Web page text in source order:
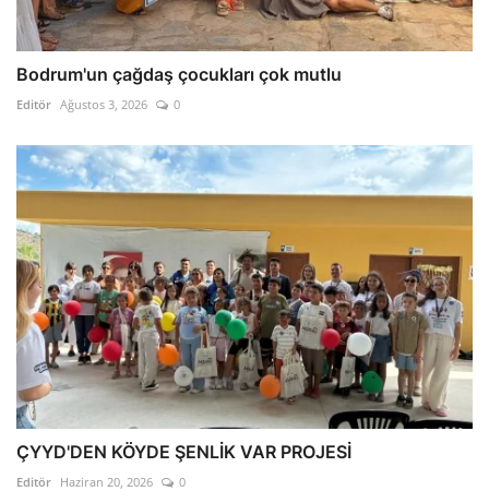
Bodrum'un çağdaş çocukları çok mutlu
Editör Ağustos 3, 2026 0
ÇYYD'DEN KÖYDE ŞENLİK VAR PROJESİ
Editör Haziran 20, 2026 0